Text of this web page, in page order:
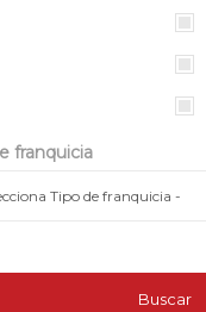
franquicia
Buscar